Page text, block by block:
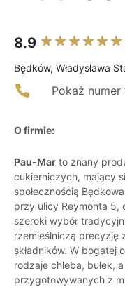
8.9
Będków, Władysława
Pokaż numer
O firmie:
Pau-Mar to znany
cukierniczych, mający
społecznością
przy ulicy Reymonta 5,
szeroki wybór
rzemieślniczą precyzję
składników. W bogatej
rodzaje chleba, bułek,
przygotowywanych z